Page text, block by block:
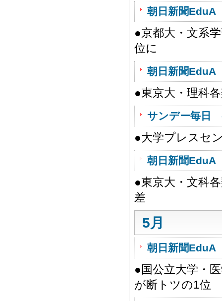
朝日新聞
●京都大・文系
位に
朝日新聞
●東京大・理科
サンデー毎日
●大学プレスセ
朝日新聞
●東京大・文科
差
5月
朝日新聞
●国公立大学・
が断トツの1位